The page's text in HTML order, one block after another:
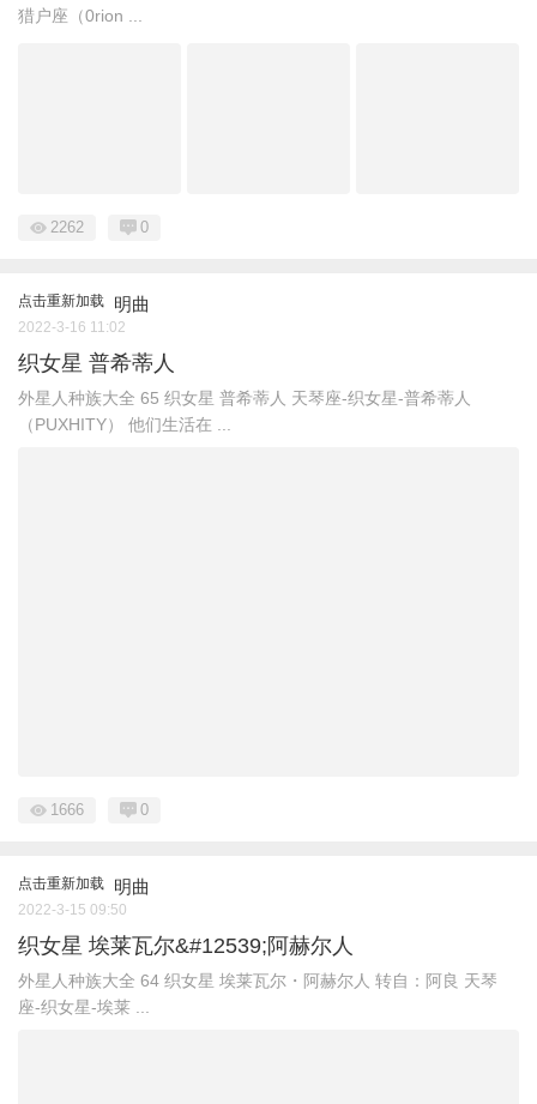
猎户座（0rion ...
2262 0
点击重新加载 明曲
2022-3-16 11:02
织女星 普希蒂人
外星人种族大全 ​65 织女星 普希蒂人 天琴座-织女星-普希蒂人
（PUXHITY） 他们生活在 ...
1666 0
点击重新加载 明曲
2022-3-15 09:50
织女星 埃莱瓦尔&#12539;阿赫尔人
外星人种族大全 ​64 织女星 埃莱瓦尔・阿赫尔人 转自：阿良 天琴
座-织女星-埃莱 ...